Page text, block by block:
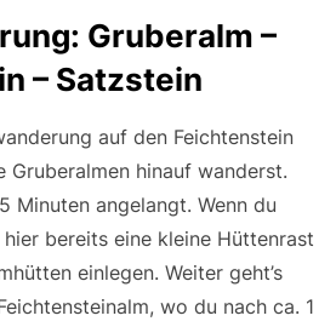
Gruberalm –
– Satzstein
auf den Feichtenstein
Gruberalmen hinauf wanderst.
Minuten angelangt. Wenn du
bereits eine kleine Hüttenrast
einlegen. Weiter geht’s
wo du nach ca. 1